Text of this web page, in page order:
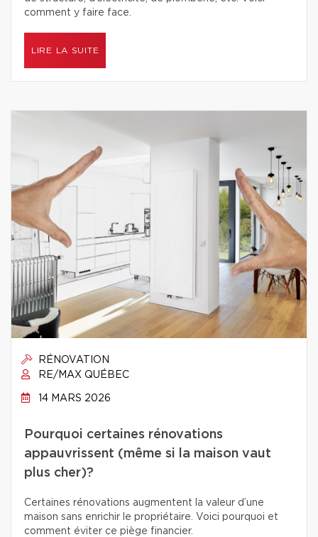
comment y faire face.
LIRE LA SUITE
RÉNOVATION
RE/MAX QUÉBEC
14 MARS 2026
Pourquoi certaines rénovations
appauvrissent (même si la maison vaut
plus cher)?
Certaines rénovations augmentent la valeur d’une
maison sans enrichir le propriétaire. Voici pourquoi et
comment éviter ce piège financier.